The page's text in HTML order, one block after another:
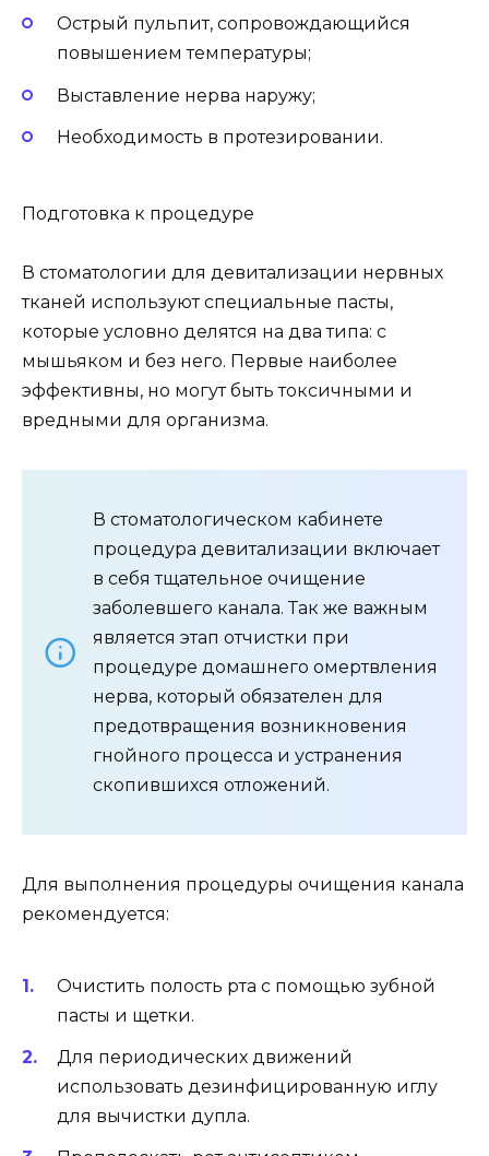
Острый пульпит, сопровождающийся
повышением температуры;
Выставление нерва наружу;
Необходимость в протезировании.
Подготовка к процедуре
В стоматологии для девитализации нервных
тканей используют специальные пасты,
которые условно делятся на два типа: с
мышьяком и без него. Первые наиболее
эффективны, но могут быть токсичными и
вредными для организма.
В стоматологическом кабинете
процедура девитализации включает
в себя тщательное очищение
заболевшего канала. Так же важным
является этап отчистки при
процедуре домашнего омертвления
нерва, который обязателен для
предотвращения возникновения
гнойного процесса и устранения
скопившихся отложений.
Для выполнения процедуры очищения канала
рекомендуется:
Очистить полость рта с помощью зубной
пасты и щетки.
Для периодических движений
использовать дезинфицированную иглу
для вычистки дупла.